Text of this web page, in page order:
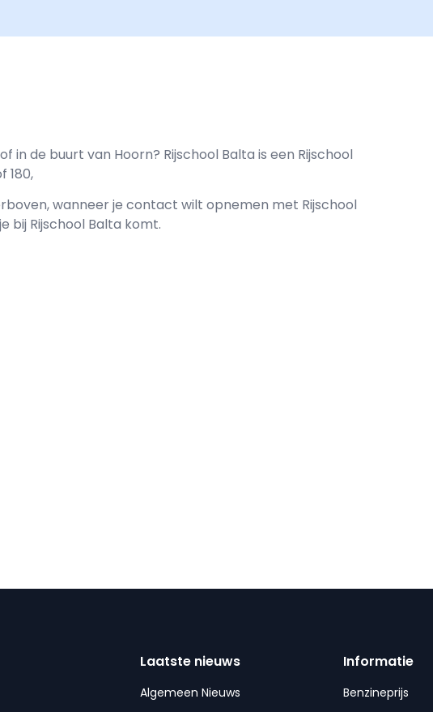
in de buurt van Hoorn? Rijschool Balta is een Rijschool
180,
wanneer je contact wilt opnemen met Rijschool
bij Rijschool Balta komt.
Laatste nieuws
Algemeen Nieuws
Informatie
Benzineprijs